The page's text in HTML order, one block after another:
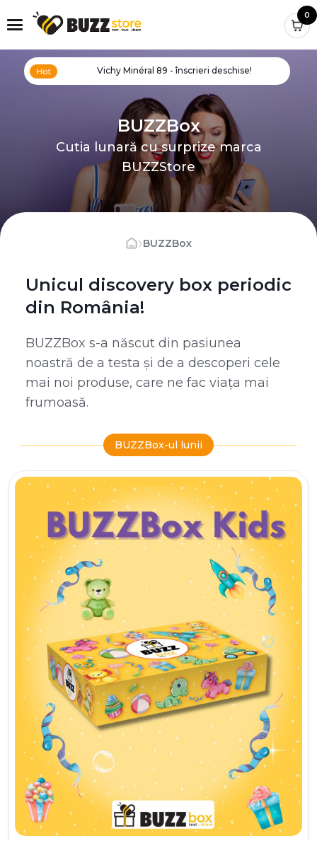
0
Vichy Minéral 89 - înscrieri deschise!
BUZZBox
Cutia lunară cu surprize marca
BUZZStore
›BUZZBox
Unicul discovery box periodic
din România!
BUZZBox s-a născut din pasiunea
noastră de a testa și de a descoperi cele
mai noi produse, care ne fac viața mai
frumoasă.
BUZZBox-ul lunii